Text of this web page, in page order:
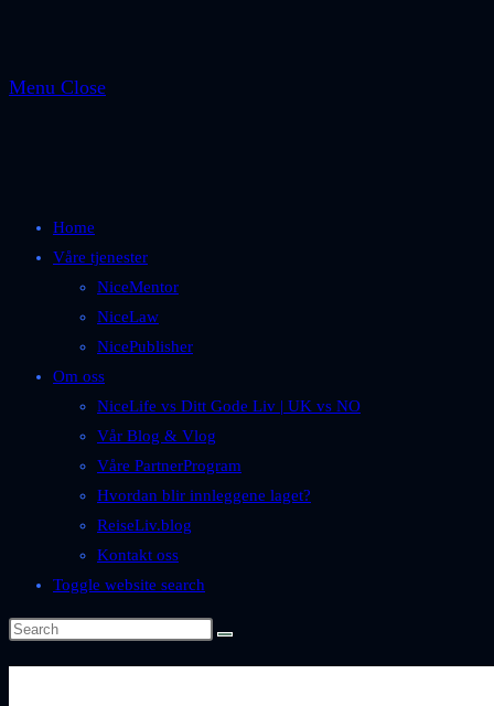
Menu Close
Home
Våre tjenester
NiceMentor
NiceLaw
NicePublisher
Om oss
NiceLife vs Ditt Gode Liv | UK vs NO
Vår Blog & Vlog
Våre PartnerProgram
Hvordan blir innleggene laget?
ReiseLiv.blog
Kontakt oss
Toggle website search